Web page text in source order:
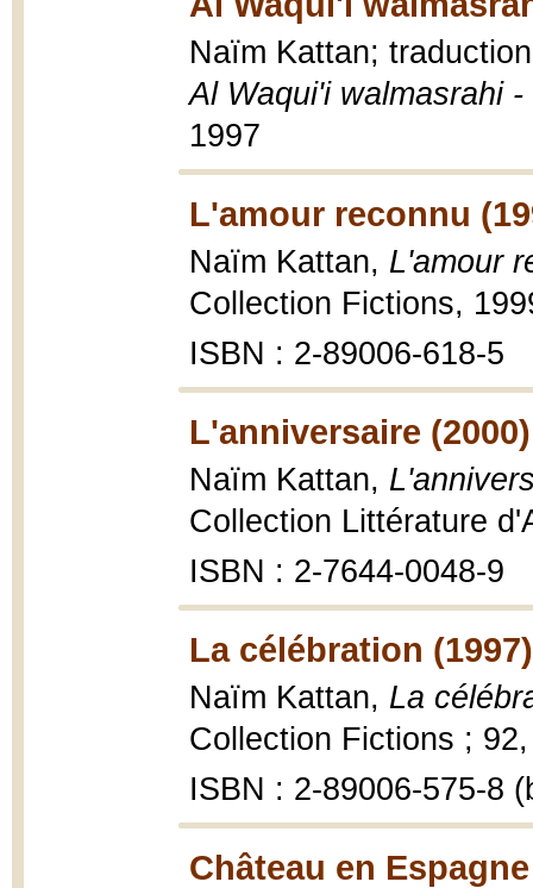
Naïm Kattan;
Al Waqui'i walmasrahi -
1997
L'amour reconnu
Naïm Kattan, L'amour
Collection Fictions,
ISBN : 2-89006-618-5
L'anniversaire (2000)
Naïm Kattan,
Collection Littérature
ISBN : 2-7644-0048-9
La célébration (1997)
Naïm Kattan, La
Collection Fictions ;
ISBN : 2-89006-575-8
Château en